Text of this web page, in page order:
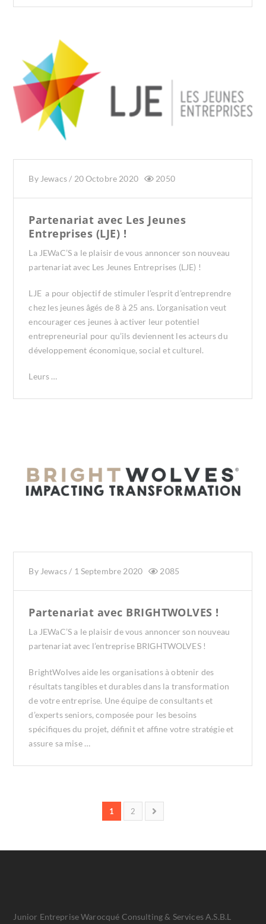
By Jewacs/ 20 Octobre 2020 2050
Partenariat avec Les Jeunes
Entreprises (LJE) !
La JEWaC’S a le plaisir de vous annoncer son nouveau
partenariat avec Les Jeunes Entreprises (LJE) !
LJE a pour objectif de stimuler l’esprit d’entreprendre
chez les jeunes âgés de 8 à 25 ans. L’organisation veut
encourager ces jeunes à activer leur potentiel
entrepreneurial pour qu’ils deviennent les acteurs du
développement économique, social et culturel.
Leurs …
By Jewacs/ 1 Septembre 2020 2085
Partenariat avec BRIGHTWOLVES !
La JEWaC’S a le plaisir de vous annoncer son nouveau
partenariat avec l’entreprise BRIGHTWOLVES !
BrightWolves aide les organisations à obtenir des
résultats tangibles et durables dans la transformation
de votre entreprise. Une équipe de consultants et
d’experts seniors, composée pour les besoins
spécifiques du projet, définit et affine votre stratégie et
assure sa mise …
1 2
Junior Entreprise Warocqué Consulting & Services A.S.B.L